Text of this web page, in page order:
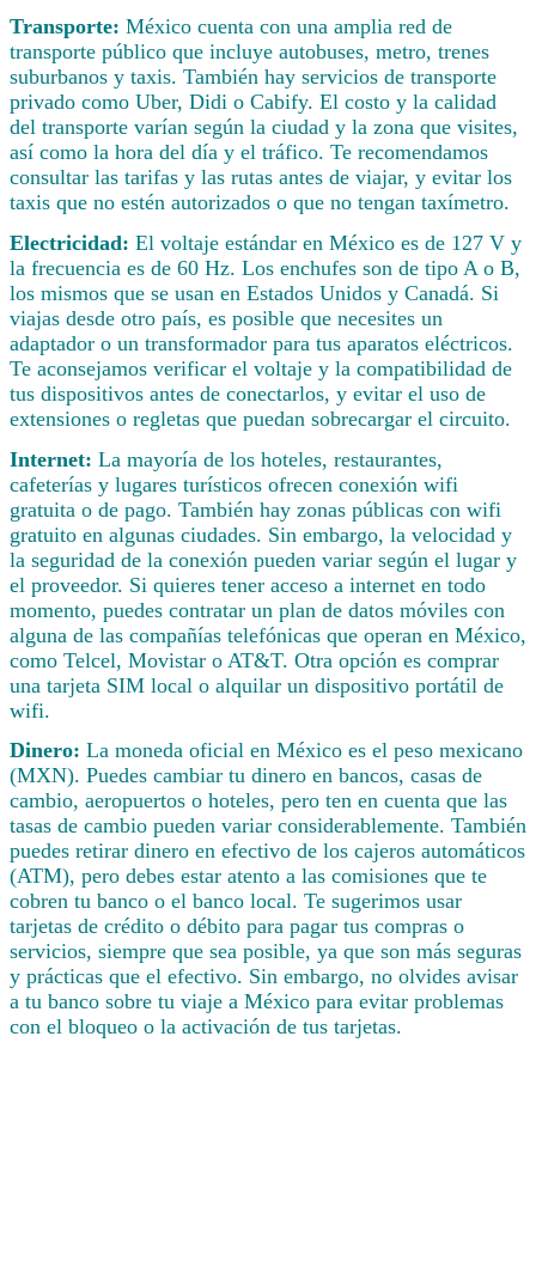
Transporte: México cuenta con una amplia red de
transporte público que incluye autobuses, metro, trenes
suburbanos y taxis. También hay servicios de transporte
privado como Uber, Didi o Cabify. El costo y la calidad
del transporte varían según la ciudad y la zona que visites,
así como la hora del día y el tráfico. Te recomendamos
consultar las tarifas y las rutas antes de viajar, y evitar los
taxis que no estén autorizados o que no tengan taxímetro.
Electricidad: El voltaje estándar en México es de 127 V y
la frecuencia es de 60 Hz. Los enchufes son de tipo A o B,
los mismos que se usan en Estados Unidos y Canadá. Si
viajas desde otro país, es posible que necesites un
adaptador o un transformador para tus aparatos eléctricos.
Te aconsejamos verificar el voltaje y la compatibilidad de
tus dispositivos antes de conectarlos, y evitar el uso de
extensiones o regletas que puedan sobrecargar el circuito.
Internet: La mayoría de los hoteles, restaurantes,
cafeterías y lugares turísticos ofrecen conexión wifi
gratuita o de pago. También hay zonas públicas con wifi
gratuito en algunas ciudades. Sin embargo, la velocidad y
la seguridad de la conexión pueden variar según el lugar y
el proveedor. Si quieres tener acceso a internet en todo
momento, puedes contratar un plan de datos móviles con
alguna de las compañías telefónicas que operan en México,
como Telcel, Movistar o AT&T. Otra opción es comprar
una tarjeta SIM local o alquilar un dispositivo portátil de
wifi.
Dinero: La moneda oficial en México es el peso mexicano
(MXN). Puedes cambiar tu dinero en bancos, casas de
cambio, aeropuertos o hoteles, pero ten en cuenta que las
tasas de cambio pueden variar considerablemente. También
puedes retirar dinero en efectivo de los cajeros automáticos
(ATM), pero debes estar atento a las comisiones que te
cobren tu banco o el banco local. Te sugerimos usar
tarjetas de crédito o débito para pagar tus compras o
servicios, siempre que sea posible, ya que son más seguras
y prácticas que el efectivo. Sin embargo, no olvides avisar
a tu banco sobre tu viaje a México para evitar problemas
con el bloqueo o la activación de tus tarjetas.